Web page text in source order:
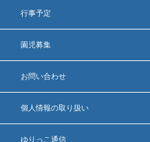
行事予定
園児募集
お問い合わせ
個人情報の取り扱い
ゆりっこ通信